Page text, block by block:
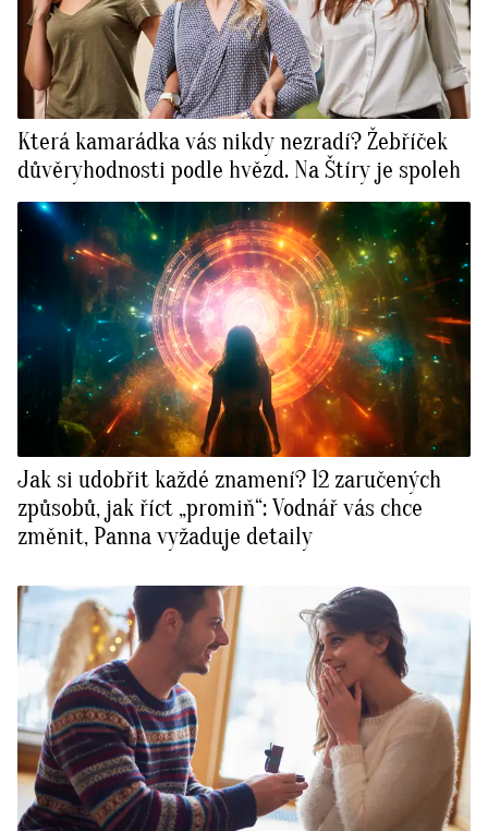
Která kamarádka vás nikdy nezradí? Žebříček
důvěryhodnosti podle hvězd. Na Štíry je spoleh
Jak si udobřit každé znamení? 12 zaručených
způsobů, jak říct „promiň“: Vodnář vás chce
změnit, Panna vyžaduje detaily